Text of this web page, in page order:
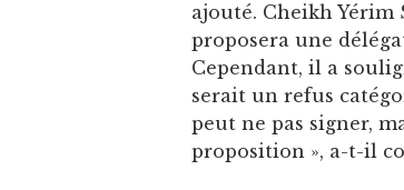
ajouté. Cheikh Yérim
proposera une
Cependant, il a
serait un refus
peut ne pas signer,
proposition », a-t-il